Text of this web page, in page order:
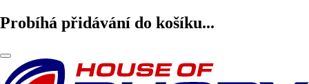
Probíhá přidávání do košíku...